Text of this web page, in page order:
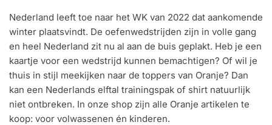
Nederland leeft toe naar het WK van 2022 dat aankomende
winter plaatsvindt. De oefenwedstrijden zijn in volle gang
en heel Nederland zit nu al aan de buis geplakt. Heb je een
kaartje voor een wedstrijd kunnen bemachtigen? Of wil je
thuis in stijl meekijken naar de toppers van Oranje? Dan
kan een Nederlands elftal trainingspak of shirt natuurlijk
niet ontbreken. In onze shop zijn alle Oranje artikelen te
koop: voor volwassenen én kinderen.